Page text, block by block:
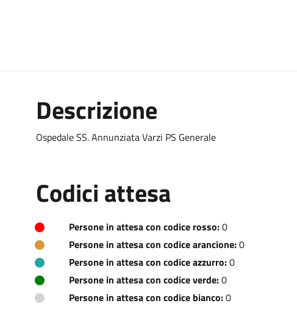
Descrizione
Ospedale SS. Annunziata Varzi PS Generale
Codici attesa
Persone in attesa con codice rosso:0
Persone in attesa con codice arancione:0
Persone in attesa con codice azzurro:0
Persone in attesa con codice verde:0
Persone in attesa con codice bianco:0